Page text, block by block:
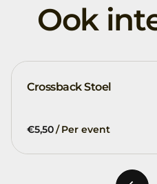
Ook
Crossback Stoel
/